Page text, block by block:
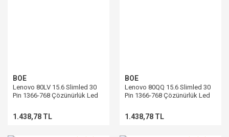
BOE
Lenovo 80LV 15.6 Slimled 30
Pin 1366-768 Çözünürlük Led
1.438,78 TL
BOE
Lenovo 80QQ 15.6 Slimled 30
Pin 1366-768 Çözünürlük Led
1.438,78 TL